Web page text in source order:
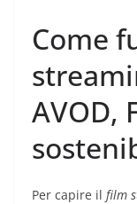
Come
AVOD,
Per capire il film